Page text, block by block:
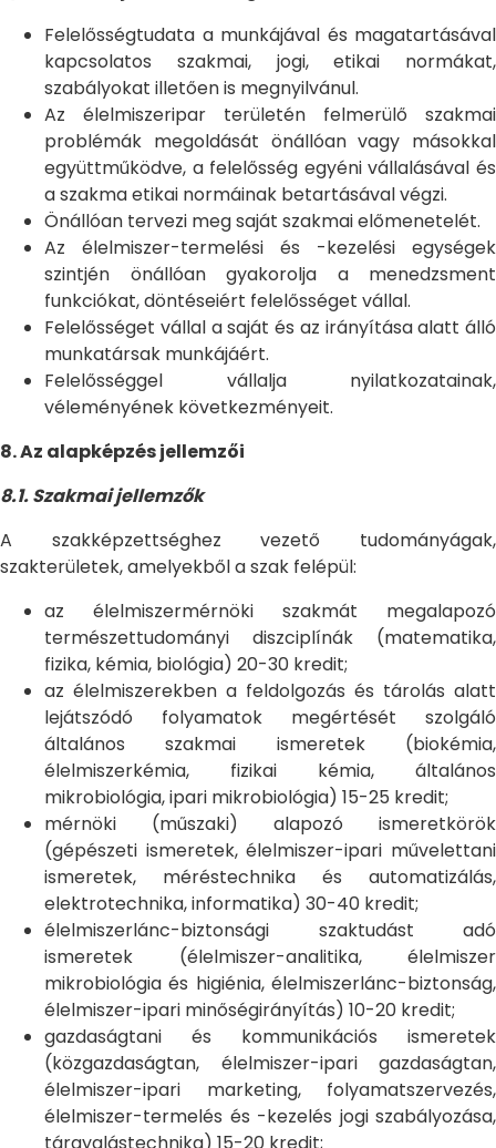
Felelősségtudata a munkájával és magatartásával
kapcsolatos szakmai, jogi, etikai normákat,
szabályokat illetően is megnyilvánul.
Az élelmiszeripar területén felmerülő szakmai
problémák megoldását önállóan vagy másokkal
együttműködve, a felelősség egyéni vállalásával és
a szakma etikai normáinak betartásával végzi.
Önállóan tervezi meg saját szakmai előmenetelét.
Az élelmiszer-termelési és -kezelési egységek
szintjén önállóan gyakorolja a menedzsment
funkciókat, döntéseiért felelősséget vállal.
Felelősséget vállal a saját és az irányítása alatt álló
munkatársak munkájáért.
Felelősséggel vállalja nyilatkozatainak,
véleményének következményeit.
8. Az alapképzés jellemzői
8.1. Szakmai jellemzők
A szakképzettséghez vezető tudományágak,
szakterületek, amelyekből a szak felépül:
az élelmiszermérnöki szakmát megalapozó
természettudományi diszciplínák (matematika,
fizika, kémia, biológia) 20-30 kredit;
az élelmiszerekben a feldolgozás és tárolás alatt
lejátszódó folyamatok megértését szolgáló
általános szakmai ismeretek (biokémia,
élelmiszerkémia, fizikai kémia, általános
mikrobiológia, ipari mikrobiológia) 15-25 kredit;
mérnöki (műszaki) alapozó ismeretkörök
(gépészeti ismeretek, élelmiszer-ipari művelettani
ismeretek, méréstechnika és automatizálás,
elektrotechnika, informatika) 30-40 kredit;
élelmiszerlánc-biztonsági szaktudást adó
ismeretek (élelmiszer-analitika, élelmiszer
mikrobiológia és higiénia, élelmiszerlánc-biztonság,
élelmiszer-ipari minőségirányítás) 10-20 kredit;
gazdaságtani és kommunikációs ismeretek
(közgazdaságtan, élelmiszer-ipari gazdaságtan,
élelmiszer-ipari marketing, folyamatszervezés,
élelmiszer-termelés és -kezelés jogi szabályozása,